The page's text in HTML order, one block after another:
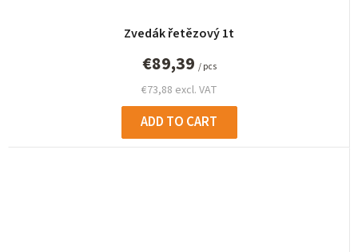
Zvedák řetězový 1t
€73,88 excl. VAT
€89,39 / pcs
ADD TO CART